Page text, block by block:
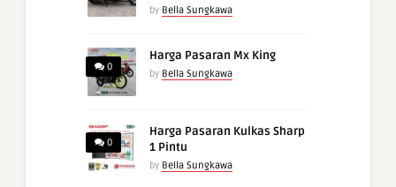
by Bella Sungkawa
0
Harga Pasaran Mx King
by Bella Sungkawa
0
Harga Pasaran Kulkas Sharp
1 Pintu
by Bella Sungkawa